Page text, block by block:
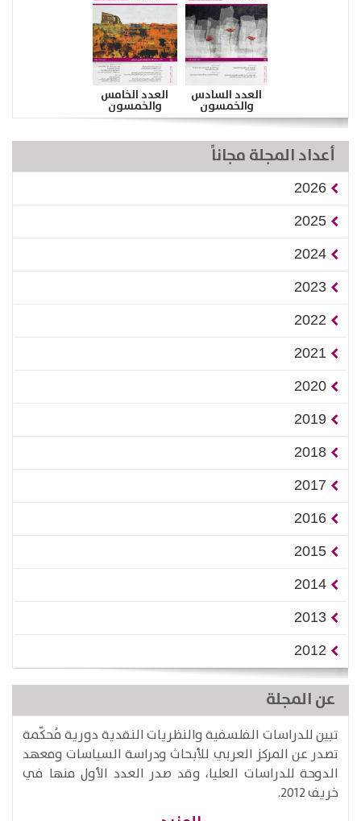
العدد السادس
والخمسون
العدد الخامس
والخمسون
أعداد المجلة مجاناً
2026
2025
2024
2023
2022
2021
2020
2019
2018
2017
2016
2015
2014
2013
2012
عن المجلة
تبين للدراسات الفلسفية والنظريات النقدية دورية مُحكّمة
تصدر عن المركز العربي للأبحاث ودراسة السياسات ومعهد
الدوحة للدراسات العليا، وقد صدر العدد الأول منها في
خريف 2012.